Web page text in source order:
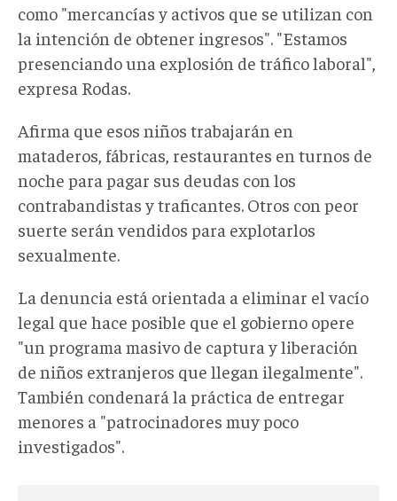
como "mercancías y activos que se utilizan con
la intención de obtener ingresos". "Estamos
presenciando una explosión de tráfico laboral",
expresa Rodas.
Afirma que esos niños trabajarán en
mataderos, fábricas, restaurantes en turnos de
noche para pagar sus deudas con los
contrabandistas y traficantes. Otros con peor
suerte serán vendidos para explotarlos
sexualmente.
La denuncia está orientada a eliminar el vacío
legal que hace posible que el gobierno opere
"un programa masivo de captura y liberación
de niños extranjeros que llegan ilegalmente".
También condenará la práctica de entregar
menores a "patrocinadores muy poco
investigados".